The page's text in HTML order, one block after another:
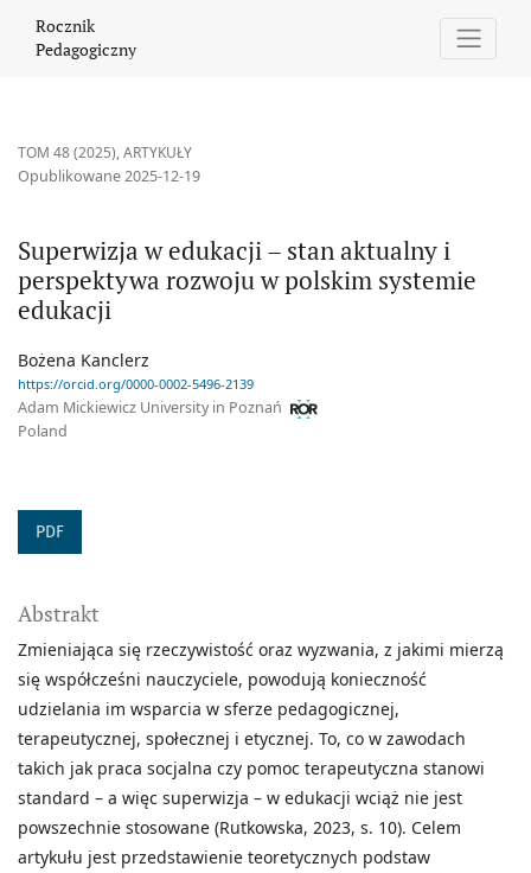
Rocznik
Pedagogiczny
TOM 48 (2025),ARTYKUŁY
Superwizja w edukacji – stan aktualny i
perspektywa rozwoju w polskim systemie
edukacji
Opublikowane 2025-12-19
Bożena Kanclerz
https://orcid.org/0000-0002-5496-2139
Adam Mickiewicz University in Poznań
Poland
PDF
Abstrakt
Zmieniająca się rzeczywistość oraz wyzwania, z jakimi mierzą
się współcześni nauczyciele, powodują konieczność
udzielania im wsparcia w sferze pedagogicznej,
terapeutycznej, społecznej i etycznej. To, co w zawodach
takich jak praca socjalna czy pomoc terapeutyczna stanowi
standard – a więc superwizja – w edukacji wciąż nie jest
powszechnie stosowane (Rutkowska, 2023, s. 10). Celem
artykułu jest przedstawienie teoretycznych podstaw